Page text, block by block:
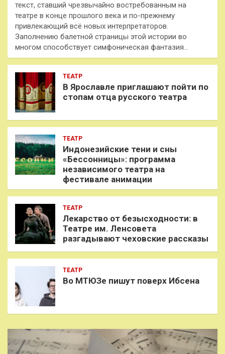
текст, ставший чрезвычайно востребованным на
театре в конце прошлого века и по-прежнему
привлекающий всё новых интерпретаторов.
Заполнению балетной страницы этой истории во
многом способствует симфоническая фантазия…
ТЕАТР
В Ярославле приглашают пойти по
стопам отца русского театра
ТЕАТР
Индонезийские тени и сны
«Бессонницы»: программа
независимого театра на
фестивале анимации
ТЕАТР
Лекарство от безысходности: в
Театре им. Ленсовета
разгадывают чеховские рассказы
ТЕАТР
Во МТЮЗе пишут поверх Ибсена